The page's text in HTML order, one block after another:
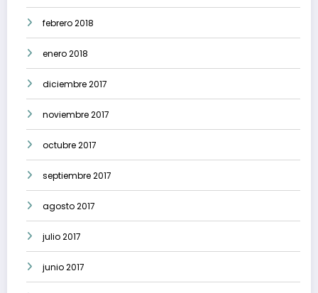
febrero 2018
enero 2018
diciembre 2017
noviembre 2017
octubre 2017
septiembre 2017
agosto 2017
julio 2017
junio 2017